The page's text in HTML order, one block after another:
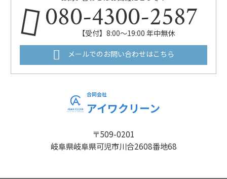
080-4300-2587
【受付】8:00～19:00 年中無休
メールでのお問い合わせはこちら
合同会社
アイワクリーン
〒509-0201
岐阜県岐阜県可児市川合2608番地68